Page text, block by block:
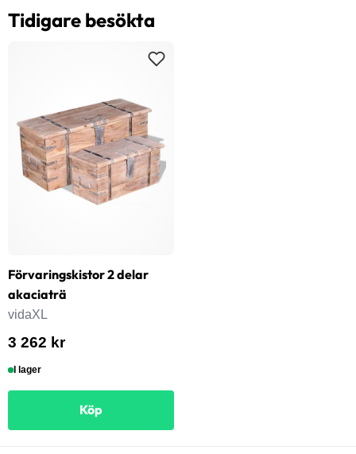
Tidigare besökta
Förvaringskistor 2 delar
akaciaträ
vidaXL
3 262 kr
I lager
Köp